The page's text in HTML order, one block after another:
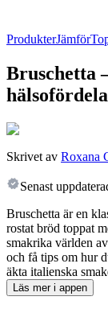
ProdukterJämför
Bruschetta
Skrivet av Roxana
Senast
Bruschetta är en
rostat bröd toppat
smakrika världen
och få tips om hur
äkta italienska
Läs mer i appen